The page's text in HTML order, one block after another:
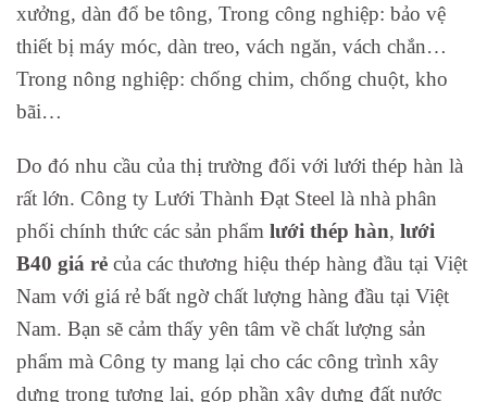
xưởng, dàn đổ be tông, Trong công nghiệp: bảo vệ
thiết bị máy móc, dàn treo, vách ngăn, vách chắn…
Trong nông nghiệp: chống chim, chống chuột, kho
bãi…
Do đó nhu cầu của thị trường đối với lưới thép hàn là
rất lớn. Công ty Lưới Thành Đạt Steel là nhà phân
phối chính thức các sản phẩm lưới thép hàn, lưới
B40 giá rẻ của các thương hiệu thép hàng đầu tại Việt
Nam với giá rẻ bất ngờ chất lượng hàng đầu tại Việt
Nam. Bạn sẽ cảm thấy yên tâm về chất lượng sản
phẩm mà Công ty mang lại cho các công trình xây
dựng trong tương lai, góp phần xây dựng đất nước